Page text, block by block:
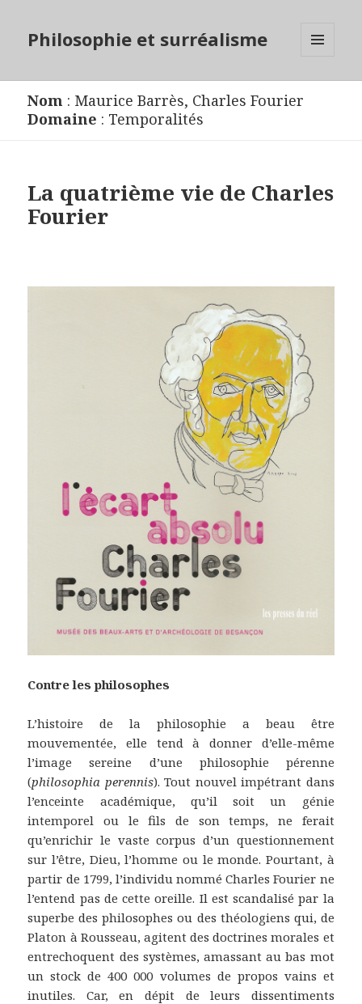
Philosophie et surréalisme
Nom : Maurice Barrès, Charles Fourier
Domaine : Temporalités
La quatrième vie de Charles
Fourier
Contre les philosophes
L’histoire de la philosophie a beau être
mouvementée, elle tend à donner d’elle-même
l’image sereine d’une philosophie pérenne
(philosophia perennis). Tout nouvel impétrant dans
l’enceinte académique, qu’il soit un génie
intemporel ou le fils de son temps, ne ferait
qu’enrichir le vaste corpus d’un questionnement
sur l’être, Dieu, l’homme ou le monde. Pourtant, à
partir de 1799, l’individu nommé Charles Fourier ne
l’entend pas de cette oreille. Il est scandalisé par la
superbe des philosophes ou des théologiens qui, de
Platon à Rousseau, agitent des doctrines morales et
entrechoquent des systèmes, amassant au bas mot
un stock de 400 000 volumes de propos vains et
inutiles. Car, en dépit de leurs dissentiments